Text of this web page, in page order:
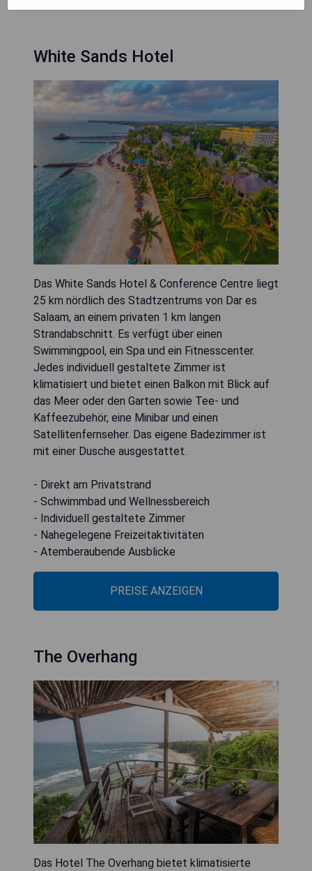
White Sands Hotel
Das White Sands Hotel & Conference Centre liegt
25 km nördlich des Stadtzentrums von Dar es
Salaam, an einem privaten 1 km langen
Strandabschnitt. Es verfügt über einen
Swimmingpool, ein Spa und ein Fitnesscenter.
Jedes individuell gestaltete Zimmer ist
klimatisiert und bietet einen Balkon mit Blick auf
das Meer oder den Garten sowie Tee- und
Kaffeezubehör, eine Minibar und einen
Satellitenfernseher. Das eigene Badezimmer ist
mit einer Dusche ausgestattet.
- Direkt am Privatstrand
- Schwimmbad und Wellnessbereich
- Individuell gestaltete Zimmer
- Nahegelegene Freizeitaktivitäten
- Atemberaubende Ausblicke
PREISE ANZEIGEN
The Overhang
Das Hotel The Overhang bietet klimatisierte